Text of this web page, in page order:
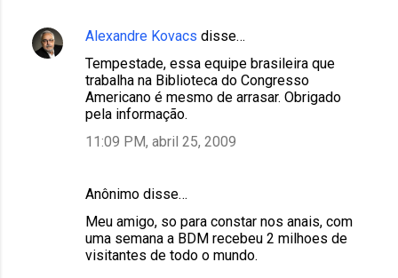
Alexandre Kovacs disse…
Tempestade, essa equipe brasileira que
trabalha na Biblioteca do Congresso
Americano é mesmo de arrasar. Obrigado
pela informação.
11:09 PM, abril 25, 2009
Anônimo disse…
Meu amigo, so para constar nos anais, com
uma semana a BDM recebeu 2 milhoes de
visitantes de todo o mundo.